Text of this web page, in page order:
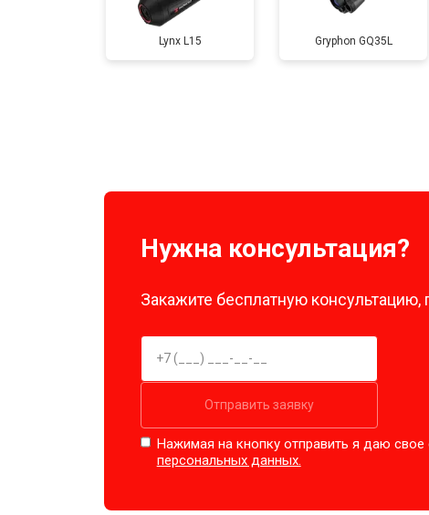
Lynx L15 Gryphon GQ35L
Нужна консультация?
Закажите бесплатную
Отправить заявку
Нажимая на кнопку отправить я даю свое
персональных данных.